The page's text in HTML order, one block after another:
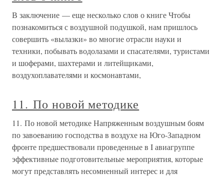
В заключение — еще несколько слов о книге Чтобы
познакомиться с воздушной подушкой, нам пришлось
совершить «вылазки» во многие отрасли науки и
техники, побывать водолазами и спасателями, туристами
и шоферами, шахтерами и литейщиками,
воздухоплавателями и космонавтами,
11. По новой методике
11. По новой методике Напряженным воздушным боям
по завоеванию господства в воздухе на Юго-Западном
фронте предшествовали проведенные в I авиагруппе
эффективные подготовительные мероприятия, которые
могут представлять несомненный интерес и для